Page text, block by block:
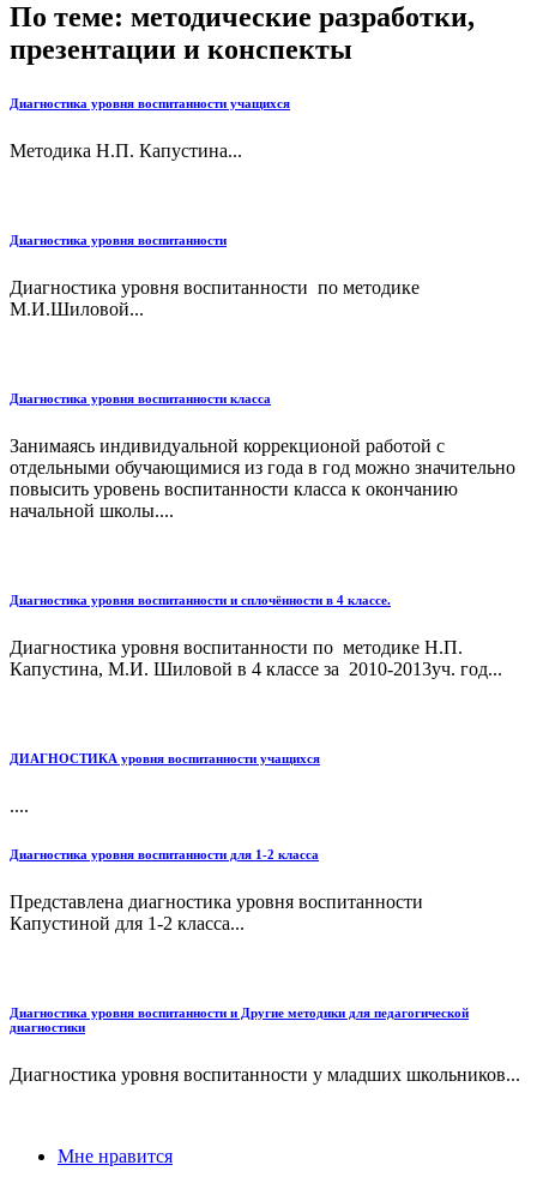
По теме: методические разработки,
презентации и конспекты
Диагностика уровня воспитанности учащихся
Методика Н.П. Капустина...
Диагностика уровня воспитанности
Диагностика уровня воспитанности по методике
М.И.Шиловой...
Диагностика уровня воспитанности класса
Занимаясь индивидуальной коррекционой работой с
отдельными обучающимися из года в год можно значительно
повысить уровень воспитанности класса к окончанию
начальной школы....
Диагностика уровня воспитанности и сплочённости в 4 классе.
Диагностика уровня воспитанности по методике Н.П.
Капустина, М.И. Шиловой в 4 классе за 2010-2013уч. год...
ДИАГНОСТИКА уровня воспитанности учащихся
....
Диагностика уровня воспитанности для 1-2 класса
Представлена диагностика уровня воспитанности
Капустиной для 1-2 класса...
Диагностика уровня воспитанности и Другие методики для педагогической
диагностики
Диагностика уровня воспитанности у младших школьников...
Мне нравится